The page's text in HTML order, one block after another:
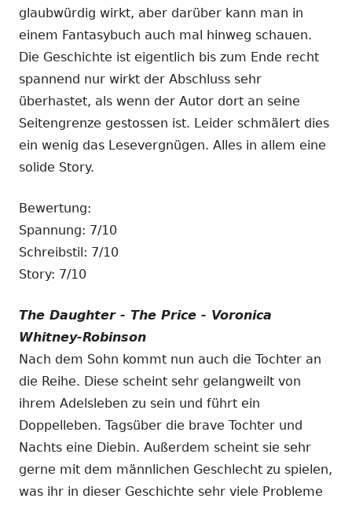
glaubwürdig wirkt, aber darüber kann man in
einem Fantasybuch auch mal hinweg schauen.
Die Geschichte ist eigentlich bis zum Ende recht
spannend nur wirkt der Abschluss sehr
überhastet, als wenn der Autor dort an seine
Seitengrenze gestossen ist. Leider schmälert dies
ein wenig das Lesevergnügen. Alles in allem eine
solide Story.
Bewertung:
Spannung: 7/10
Schreibstil: 7/10
Story: 7/10
The Daughter - The Price - Voronica
Whitney-Robinson
Nach dem Sohn kommt nun auch die Tochter an
die Reihe. Diese scheint sehr gelangweilt von
ihrem Adelsleben zu sein und führt ein
Doppelleben. Tagsüber die brave Tochter und
Nachts eine Diebin. Außerdem scheint sie sehr
gerne mit dem männlichen Geschlecht zu spielen,
was ihr in dieser Geschichte sehr viele Probleme